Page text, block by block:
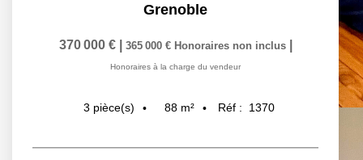
Grenoble
370 000 € 365 000 € Honoraires non inclus
Honoraires à la charge du vendeur
3 pièce(s) 88 m² Réf : 1370